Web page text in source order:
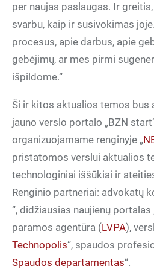
per naujas paslaugas. Ir
svarbu, kaip ir susivokimas
procesus, apie darbus, apie
gebėjimų, ar mes pirmi
išpildome.“
Ši ir kitos aktualios temos bus
jauno verslo portalo „BZN
organizuojamame renginyje „
pristatomos verslui aktualios
technologiniai iššūkiai ir
Renginio partneriai: advokatų
“, didžiausias naujienų portalas
paramos agentūra (LVPA),
Technopolis“, spaudos
Spaudos departamentas“.